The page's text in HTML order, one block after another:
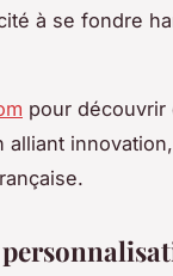
à se fondre
pour découvrir